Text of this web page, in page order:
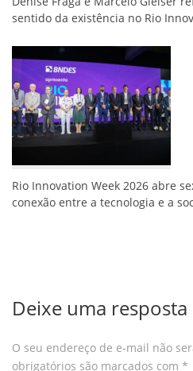
sentido da existência no Rio
Rio Innovation Week 2026 abre
conexão entre a tecnologia e a
Deixe uma resposta
O seu endereço de e-mail não
obrigatórios são marcados com *